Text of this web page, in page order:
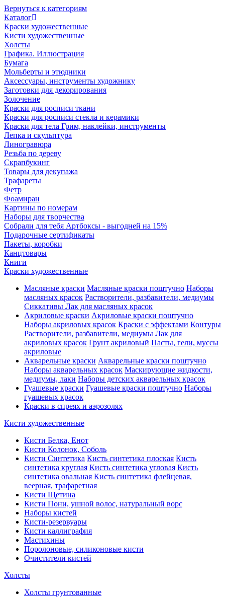
Вернуться к категориям
Каталог
Краски художественные
Кисти художественные
Холсты
Графика. Иллюстрация
Бумага
Мольберты и этюдники
Аксессуары, инструменты художнику
Заготовки для декорирования
Золочение
Краски для росписи ткани
Краски для росписи стекла и керамики
Краски для тела Грим, наклейки, инструменты
Лепка и скульптура
Линогравюра
Резьба по дереву
Скрапбукинг
Товары для декупажа
Трафареты
Фетр
Фоамиран
Картины по номерам
Наборы для творчества
Собрали для тебя Артбоксы - выгодней на 15%
Подарочные сертификаты
Пакеты, коробки
Канцтовары
Книги
Краски художественные
Масляные краски Масляные краски поштучно Наборы
масляных красок Растворители, разбавители, медиумы
Сиккативы Лак для масляных красок
Акриловые краски Акриловые краски поштучно
Наборы акриловых красок Краски с эффектами Контуры
Растворители, разбавители, медиумы Лак для
акриловых красок Грунт акриловый Пасты, гели, муссы
акриловые
Акварельные краски Акварельные краски поштучно
Наборы акварельных красок Маскирующие жидкости,
медиумы, лаки Наборы детских акварельных красок
Гуашевые краски Гуашевые краски поштучно Наборы
гуашевых красок
Краски в спреях и аэрозолях
Кисти художественные
Кисти Белка, Енот
Кисти Колонок, Соболь
Кисти Синтетика Кисть синтетика плоская Кисть
синтетика круглая Кисть синтетика угловая Кисть
синтетика овальная Кисть синтетика флейцевая,
веерная, трафаретная
Кисти Щетина
Кисти Пони, ушной волос, натуральный ворс
Наборы кистей
Кисти-резервуары
Кисти каллиграфия
Мастихины
Поролоновые, силиконовые кисти
Очистители кистей
Холсты
Холсты грунтованные